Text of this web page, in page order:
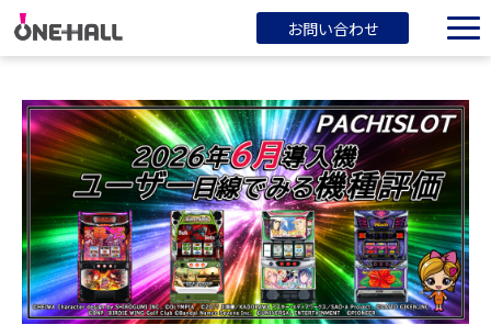
お問い合わせ
サービス一覧
ブログ
会社概要